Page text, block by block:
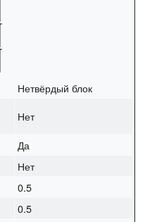
Нетвёрдый блок
Нет
Да
Нет
0.5
0.5